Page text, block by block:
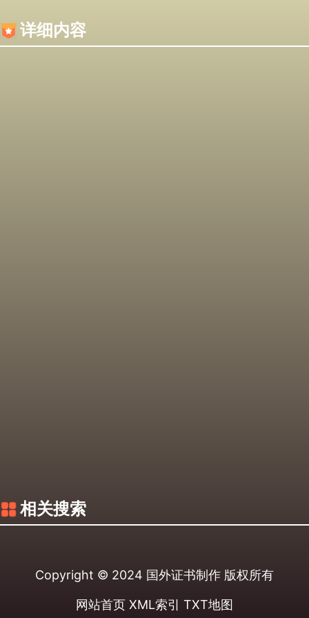
详细内容
相关搜索
Copyright © 2024 国外证书制作 版权所有
网站首页 XML索引 TXT地图